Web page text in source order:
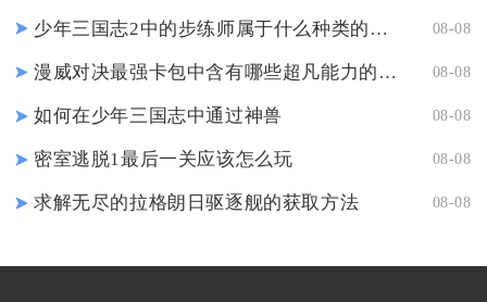
少年三国志2中的步练师属于什么种类的卡片 08-08
漫威对决最强卡包中含有哪些超凡能力的角色 08-08
如何在少年三国志中通过神兽 08-08
密室逃脱1最后一关应该怎么玩 08-08
求解无尽的拉格朗日驱逐舰的获取方法 08-08